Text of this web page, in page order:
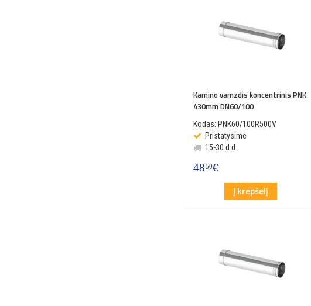
Kamino vamzdis koncentrinis PNK
430mm DN60/100
Kodas: PNK60/100R500V
Pristatysime
15-30 d.d.
4850€
Į krepšelį